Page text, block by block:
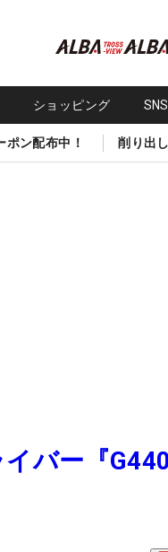
ショッピング
ポン配布中！ 削り出
バー『